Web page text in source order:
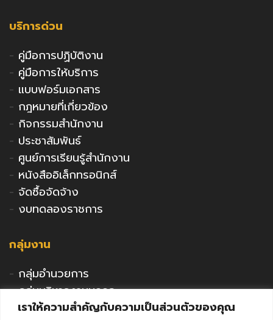
เราให้ความสำคัญกับความเป็นส่วนตัวของคุณ
บริการด่วน
- คู่มือการปฏิบัติงาน
- คู่มือการให้บริการ
- แบบฟอร์มเอกสาร
- กฎหมายที่เกี่ยวข้อง
- กิจกรรมสำนักงาน
- ประชาสัมพันธ์
- ศูนย์การเรียนรู้สำนักงาน
- หนังสืออิเล็กทรอนิกส์
- จัดซื้อจัดจ้าง
- งบทดลองราชการ
กลุ่มงาน
- กลุ่มอำนวยการ
-กลุ่มบริหารงานบุคคล
กลุ่มนโยบายและแผน